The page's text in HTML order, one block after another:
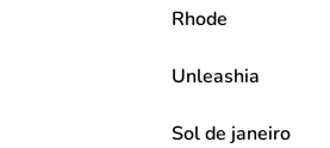
Rhode
Unleashia
Sol de janeiro